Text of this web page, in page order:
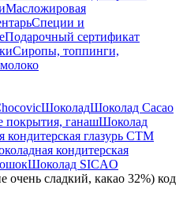
Масложировая
Специи и
Подарочный сертификат
Сиропы, топпинги,
ШоколадШоколад Cacao
покрытия, ганашШоколад
кондитерская глазурь СТМ
кондитерская
Шоколад SICAO
сладкий, какао 32%) код